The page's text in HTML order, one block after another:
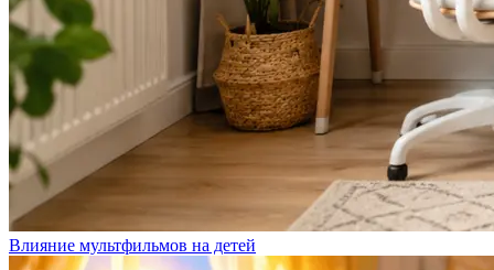
Влияние мультфильмов на детей